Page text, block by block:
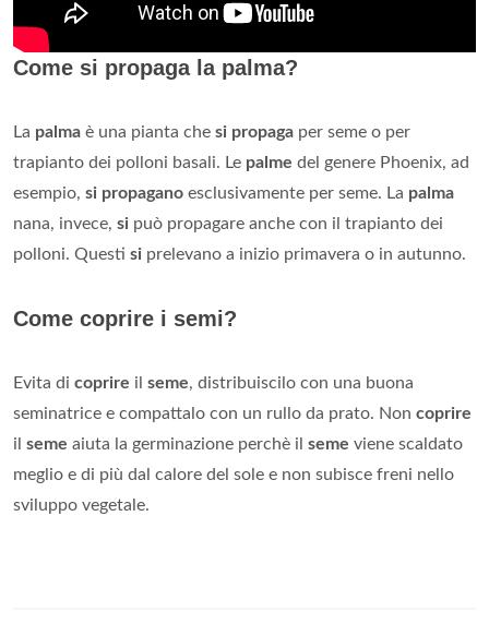
Come si propaga la palma?
La palma è una pianta che si propaga per seme o per
trapianto dei polloni basali. Le palme del genere Phoenix, ad
esempio, si propagano esclusivamente per seme. La palma
nana, invece, si può propagare anche con il trapianto dei
polloni. Questi si prelevano a inizio primavera o in autunno.
Come coprire i semi?
Evita di coprire il seme, distribuiscilo con una buona
seminatrice e compattalo con un rullo da prato. Non coprire
il seme aiuta la germinazione perchè il seme viene scaldato
meglio e di più dal calore del sole e non subisce freni nello
sviluppo vegetale.